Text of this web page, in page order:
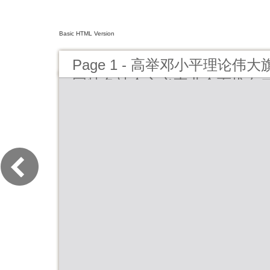
Basic HTML Version
Page 1 - 高举邓小平理论伟大
国特色社会主义事业全面推向